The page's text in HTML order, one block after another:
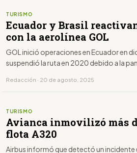
TURISMO
Ecuador y Brasil
con la aerolínea GOL
GOL inició operaciones en Ecuador en
suspendió la ruta en 2020 debido a la
Redacción · 20 de agosto, 2025
TURISMO
Avianca inmovilizó más
flota A320
Airbus informó que detectó un